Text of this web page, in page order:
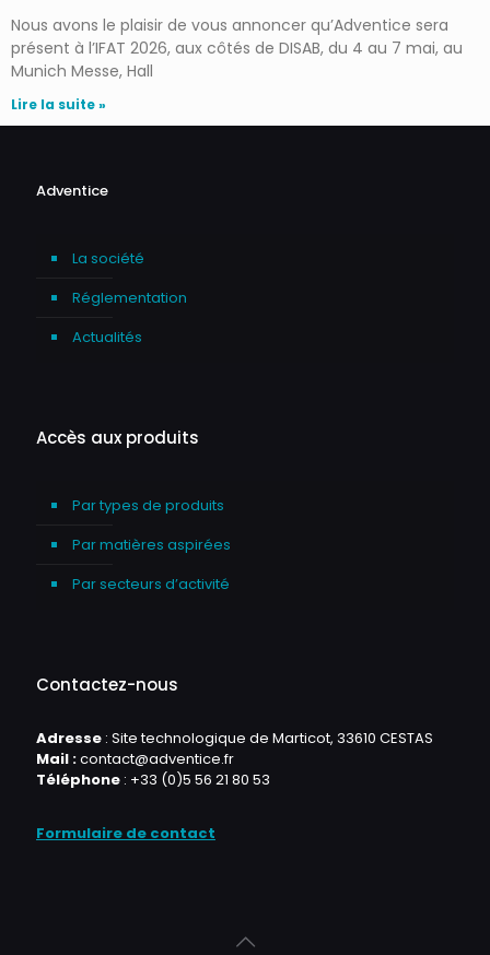
Nous avons le plaisir de vous annoncer qu’Adventice sera
présent à l’IFAT 2026, aux côtés de DISAB, du 4 au 7 mai, au
Munich Messe, Hall
Lire la suite »
Adventice
La société
Réglementation
Actualités
Accès aux produits
Par types de produits
Par matières aspirées
Par secteurs d’activité
Contactez-nous
Adresse : Site technologique de Marticot, 33610 CESTAS
Mail :contact@adventice.fr
Téléphone : +33 (0)5 56 21 80 53
Formulaire de contact